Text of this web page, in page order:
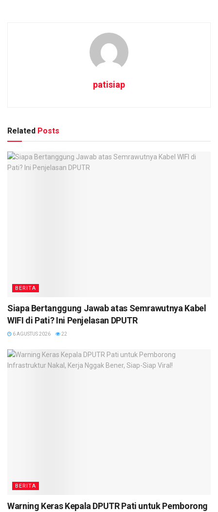
patisiap
Related Posts
BERITA
Siapa Bertanggung Jawab atas Semrawutnya Kabel
WIFI di Pati? Ini Penjelasan DPUTR
6 AGUSTUS 2026 22
BERITA
Warning Keras Kepala DPUTR Pati untuk Pemborong